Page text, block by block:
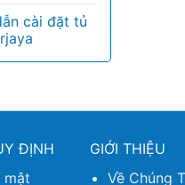
cài đặt tủ
ĐỊNH
mật
GIỚI THIỆU
Về Chúng